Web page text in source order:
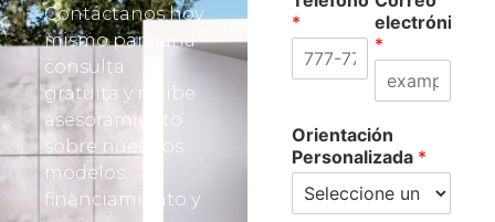
Contáctanos hoy
mismo para una
consulta
gratuita y recibe
asesoramiento
sobre nuestros
modelos,
financiamiento y
*
electrónico
*
Orientación
Personalizada *